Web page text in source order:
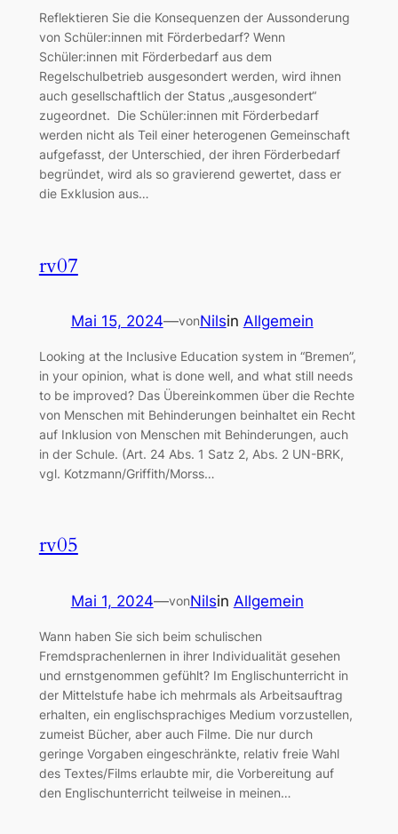
Reflektieren Sie die Konsequenzen der Aussonderung
von Schüler:innen mit Förderbedarf? Wenn
Schüler:innen mit Förderbedarf aus dem
Regelschulbetrieb ausgesondert werden, wird ihnen
auch gesellschaftlich der Status „ausgesondert“
zugeordnet. Die Schüler:innen mit Förderbedarf
werden nicht als Teil einer heterogenen Gemeinschaft
aufgefasst, der Unterschied, der ihren Förderbedarf
begründet, wird als so gravierend gewertet, dass er
die Exklusion aus…
rv07
Mai 15, 2024—vonNilsin Allgemein
Looking at the Inclusive Education system in “Bremen”,
in your opinion, what is done well, and what still needs
to be improved? Das Übereinkommen über die Rechte
von Menschen mit Behinderungen beinhaltet ein Recht
auf Inklusion von Menschen mit Behinderungen, auch
in der Schule. (Art. 24 Abs. 1 Satz 2, Abs. 2 UN-BRK,
vgl. Kotzmann/Griffith/Morss…
rv05
Mai 1, 2024—vonNilsin Allgemein
Wann haben Sie sich beim schulischen
Fremdsprachenlernen in ihrer Individualität gesehen
und ernstgenommen gefühlt? Im Englischunterricht in
der Mittelstufe habe ich mehrmals als Arbeitsauftrag
erhalten, ein englischsprachiges Medium vorzustellen,
zumeist Bücher, aber auch Filme. Die nur durch
geringe Vorgaben eingeschränkte, relativ freie Wahl
des Textes/Films erlaubte mir, die Vorbereitung auf
den Englischunterricht teilweise in meinen…